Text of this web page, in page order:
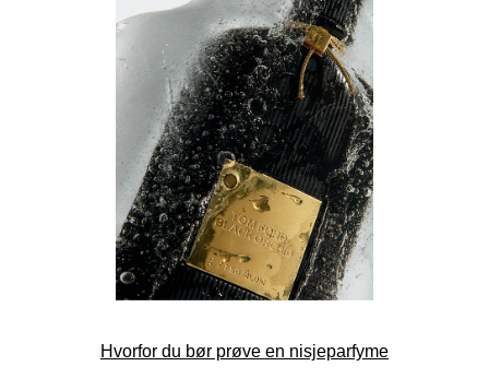
Hvorfor du bør prøve en nisjeparfyme